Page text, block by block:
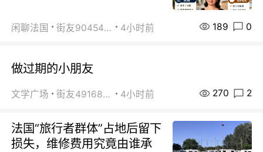
闲聊法国 街友90454511 4小时前 189 0
做过期的小朋友
文学广场 街友49168527 4小时前 270 2
法国“旅行者群体”占地后留下
损失，维修费用究竟由谁承